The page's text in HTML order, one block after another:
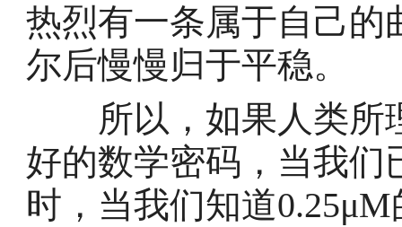
热烈有一条属于自己的
尔后慢慢归于平稳。
所以，如果人类所
好的数学密码，当我们
时，当我们知道